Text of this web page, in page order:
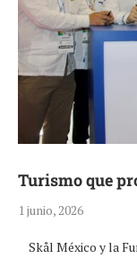
Turismo que
1 junio, 2026
Skål México y la